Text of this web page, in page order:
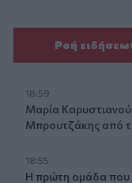
Ροή
18:59
Μαρία
Μπρουτζάκης από
18:55
Η πρώτη ομάδα που